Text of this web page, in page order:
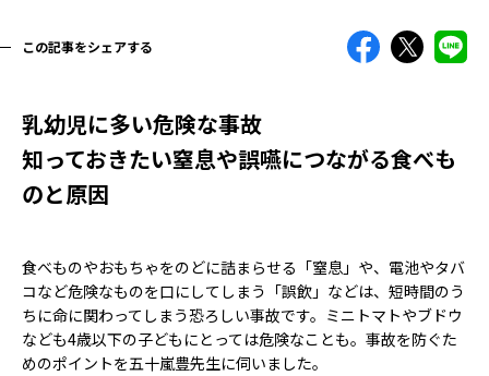
この記事をシェアする
乳幼児に多い危険な事故
知っておきたい窒息や誤嚥につながる食べも
のと原因
食べものやおもちゃをのどに詰まらせる「窒息」や、電池やタバ
コなど危険なものを口にしてしまう「誤飲」などは、短時間のう
ちに命に関わってしまう恐ろしい事故です。ミニトマトやブドウ
なども4歳以下の子どもにとっては危険なことも。事故を防ぐた
めのポイントを五十嵐豊先生に伺いました。